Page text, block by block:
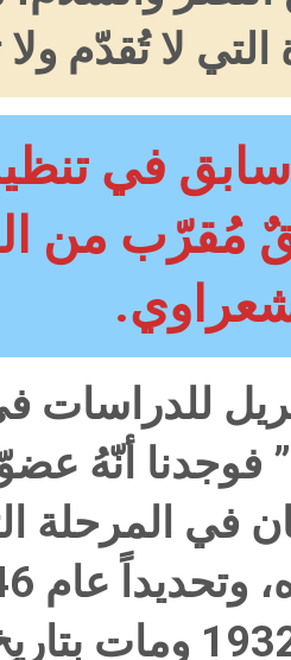
التي لا تُقدّم
في
مُقرّب من
للدراسات
فوجدنا أنّهُ
في المرحلة